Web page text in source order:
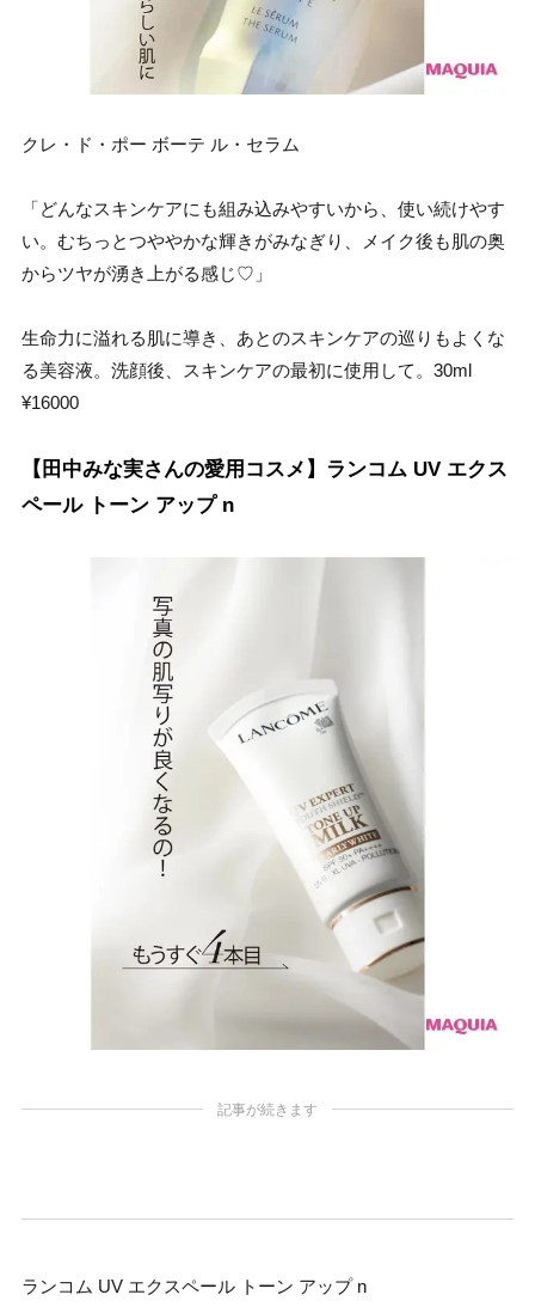
クレ・ド・ポー ボーテ ル・セラム
「どんなスキンケアにも組み込みやすいから、使い続けやす
い。むちっとつややかな輝きがみなぎり、メイク後も肌の奥
からツヤが湧き上がる感じ♡」
生命力に溢れる肌に導き、あとのスキンケアの巡りもよくな
る美容液。洗顔後、スキンケアの最初に使用して。30ml
¥16000
【田中みな実さんの愛用コスメ】ランコム UV エクス
ペール トーン アップ n
記事が続きます
ランコム UV エクスペール トーン アップ n